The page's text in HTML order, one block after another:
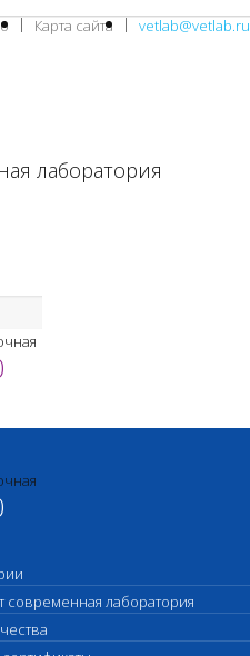
Карта сайта vetlab@vetlab.ru
лаборатория
современная лаборатория